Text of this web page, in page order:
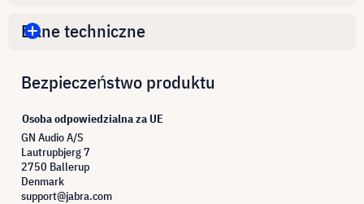
Dane techniczne
Bezpieczeństwo produktu
Osoba odpowiedzialna za UE
GN Audio A/S
Lautrupbjerg 7
2750 Ballerup
Denmark
support@jabra.com